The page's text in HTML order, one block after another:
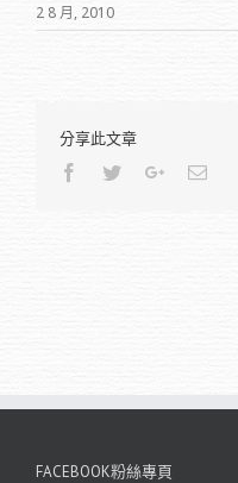
2 8 月, 2010
分享此文章
Facebook
TwitterGoogle+
FACEBOOK粉絲專頁